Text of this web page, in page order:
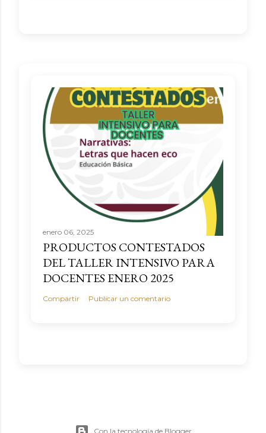
enero 06, 2025
PRODUCTOS CONTESTADOS
DEL TALLER INTENSIVO PARA
DOCENTES ENERO 2025
Compartir Publicar un comentario
Con la tecnología de Blogger